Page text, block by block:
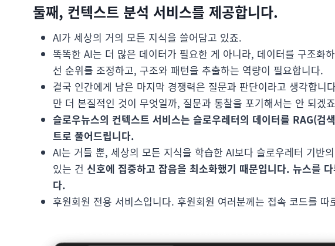
둘째, 컨텍스트 분석 서비스를 제공합니다.
AI가 세상의 거의 모든 지식을 쓸어담고 있죠.
똑똑한 AI는 더 많은 데이터가 필요한 게 아니라, 데이터를 구조화
선 순위를 조정하고, 구조와 패턴을 추출하는 역량이 필요합니다.
결국 인간에게 남은 마지막 경쟁력은 질문과 판단이라고 생각합니
만 더 본질적인 것이 무엇일까, 질문과 통찰을 포기해서는 안 되겠
슬로우뉴스의 컨텍스트 서비스는 슬로우레터의 데이터를 RAG(검
트로 풀어드립니다.
AI는 거들 뿐, 세상의 모든 지식을 학습한 AI보다 슬로우레터 기반
있는 건 신호에 집중하고 잡음을 최소화했기 때문입니다. 뉴스를
다.
후원회원 전용 서비스입니다. 후원회원 여러분께는 접속 코드를 따